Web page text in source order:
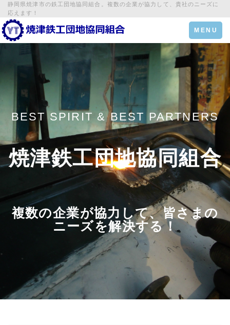
静岡県焼津市の鉄工団地協同組合。複数の企業が協力して、貴社のニーズに
応えます！
Toggle
navigation
MENU
BEST SPIRIT & BEST PARTNERS
焼津鉄工団地協同組合
複数の企業が協力して、皆さまの
ニーズを解決する！